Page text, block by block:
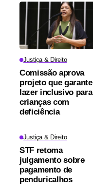
Justiça & Direito
Comissão aprova
projeto que garante
lazer inclusivo para
crianças com
deficiência
Justiça & Direito
STF retoma
julgamento sobre
pagamento de
penduricalhos